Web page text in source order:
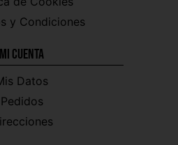
y Condiciones
Mi CUENTA
Datos
Pedidos